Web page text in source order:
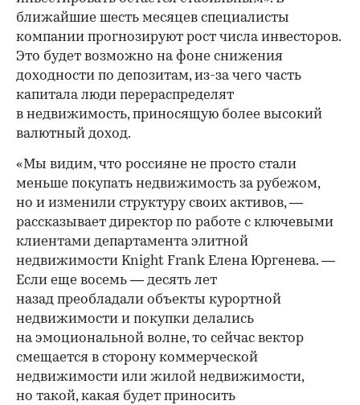
ближайшие шесть месяцев специалисты
компании прогнозируют рост числа инвесторов.
Это будет возможно на фоне снижения
доходности по депозитам, из-за чего часть
капитала люди перераспределят
в недвижимость, приносящую более высокий
валютный доход.
«Мы видим, что россияне не просто стали
меньше покупать недвижимость за рубежом,
но и изменили структуру своих активов, —
рассказывает директор по работе с ключевыми
клиентами департамента элитной
недвижимости Knight Frank Елена Юргенева. —
Если еще восемь — десять лет
назад преобладали объекты курортной
недвижимости и покупки делались
на эмоциональной волне, то сейчас вектор
смещается в сторону коммерческой
недвижимости или жилой недвижимости,
но такой, какая будет приносить